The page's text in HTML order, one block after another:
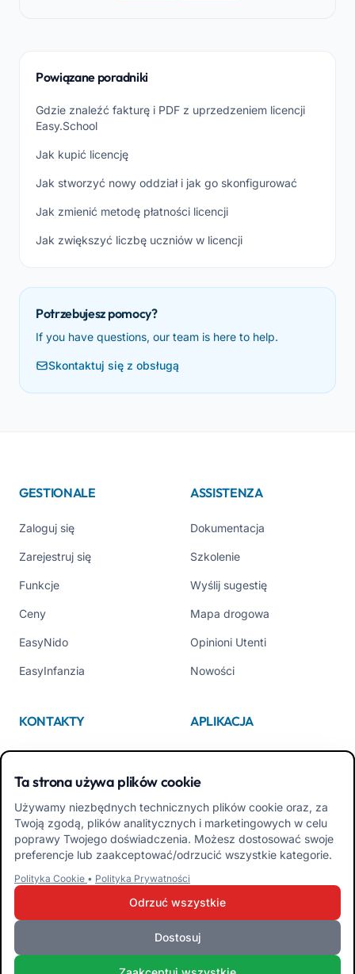
Powiązane poradniki
Gdzie znaleźć fakturę i PDF z uprzedzeniem licencji
Easy.School
Jak kupić licencję
Jak stworzyć nowy oddział i jak go skonfigurować
Jak zmienić metodę płatności licencji
Jak zwiększyć liczbę uczniów w licencji
Potrzebujesz pomocy?
If you have questions, our team is here to help.
Skontaktuj się z obsługą
GESTIONALE
Zaloguj się
Zarejestruj się
Funkcje
Ceny
EasyNido
EasyInfanzia
ASSISTENZA
Dokumentacja
Szkolenie
Wyślij sugestię
Mapa drogowa
Opinioni Utenti
Nowości
KONTAKTY
Kim jesteśmy
Contattaci
Tel +39 02 84152514
APLIKACJA
App Store
Google Play
Pobierz APK Aplikacja dla
Rodzin
Pobierz APK Aplikacja dla
Ta strona używa plików cookie
Używamy niezbędnych technicznych plików cookie oraz, za
Twoją zgodą, plików analitycznych i marketingowych w celu
poprawy Twojego doświadczenia. Możesz dostosować swoje
preferencje lub zaakceptować/odrzucić wszystkie kategorie.
Polityka Cookie • Polityka Prywatności
Odrzuć wszystkie
Dostosuj